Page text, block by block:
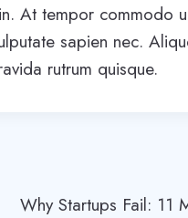
At tempor commodo
sapien nec.
rutrum quisque.
Why Startups Fail: 11